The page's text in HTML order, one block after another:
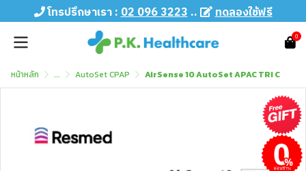
โทรปรึกษาเรา :02 096 3223.. ทดลองใช้ฟรี
0
หน้าหลัก ... AutoSet CPAP AirSense 10 AutoSet APAC TRI C
ผ่อนชำระ